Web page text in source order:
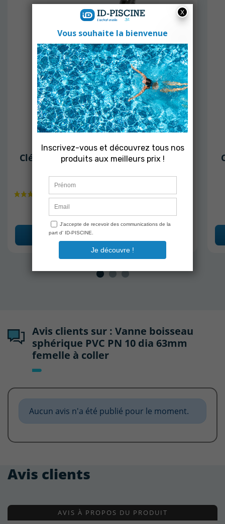
ID-PISCINE
Clé de serrage standard 20 à 160 mm
En stock
Ajouter au panier
Avis clients sur : Vanne boisseau
sphérique PVC PN 10 dia 63mm
femelle à coller
Aucun avis n'a été publié pour le moment.
Avis clients
AVIS À PROPOS DU PRODUIT